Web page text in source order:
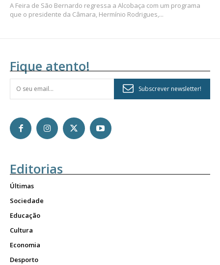
A Feira de São Bernardo regressa a Alcobaça com um programa
que o presidente da Câmara, Hermínio Rodrigues,...
Fique atento!
Subscrever newsletter!
Editorias
Últimas
Sociedade
Educação
Cultura
Economia
Desporto